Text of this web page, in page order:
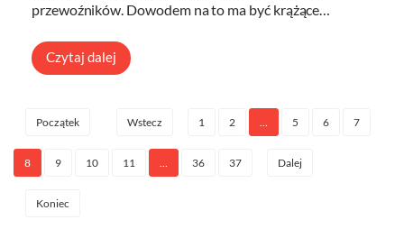
przewoźników. Dowodem na to ma być krążące…
Czytaj dalej
Początek Wstecz 1 2 5 6 7
8 9 10 11 36 37 Dalej
Koniec